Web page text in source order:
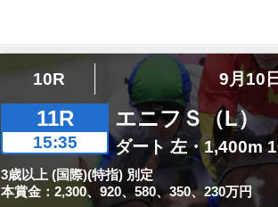
10R 9月10
11R
15:35
エニフＳ（L）
ダート 左・1,400m
3歳以上 (国際)(特指) 別定
本賞金：2,300、920、580、350、230万円